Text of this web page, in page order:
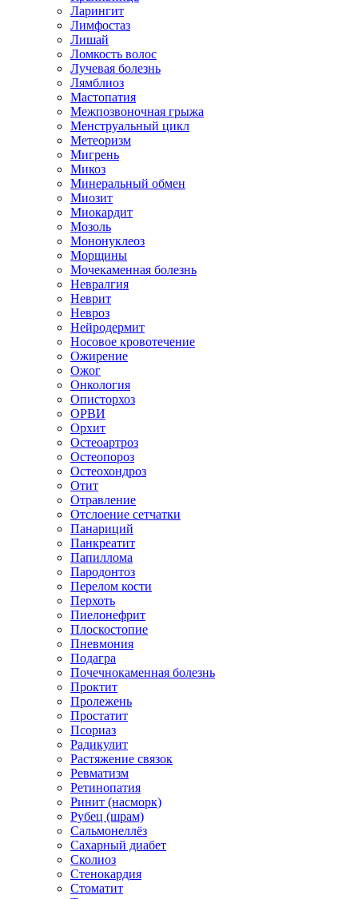
Ларингит
Лимфостаз
Лишай
Ломкость волос
Лучевая болезнь
Лямблиоз
Мастопатия
Межпозвоночная грыжа
Менструальный цикл
Метеоризм
Мигрень
Микоз
Минеральный обмен
Миозит
Миокардит
Мозоль
Мононуклеоз
Морщины
Мочекаменная болезнь
Невралгия
Неврит
Невроз
Нейродермит
Носовое кровотечение
Ожирение
Ожог
Онкология
Описторхоз
ОРВИ
Орхит
Остеоартроз
Остеопороз
Остеохондроз
Отит
Отравление
Отслоение сетчатки
Панариций
Панкреатит
Папиллома
Пародонтоз
Перелом кости
Перхоть
Пиелонефрит
Плоскостопие
Пневмония
Подагра
Почечнокаменная болезнь
Проктит
Пролежень
Простатит
Псориаз
Радикулит
Растяжение связок
Ревматизм
Ретинопатия
Ринит (насморк)
Рубец (шрам)
Сальмонеллёз
Сахарный диабет
Сколиоз
Стенокардия
Стоматит